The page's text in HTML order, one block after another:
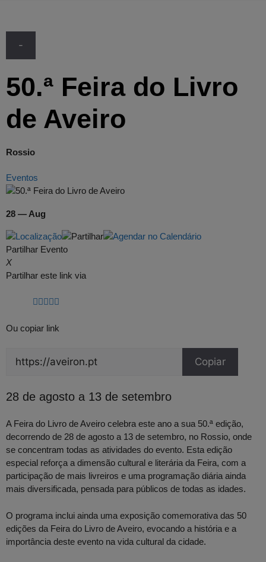
-
50.ª Feira do Livro
de Aveiro
Rossio
Eventos
28 — Aug
Partilhar Evento
X
Partilhar este link via
Ou copiar link
Copiar
28 de agosto a 13 de setembro
A Feira do Livro de Aveiro celebra este ano a sua 50.ª edição,
decorrendo de 28 de agosto a 13 de setembro, no Rossio, onde
se concentram todas as atividades do evento. Esta edição
especial reforça a dimensão cultural e literária da Feira, com a
participação de mais livreiros e uma programação diária ainda
mais diversificada, pensada para públicos de todas as idades.
O programa inclui ainda uma exposição comemorativa das 50
edições da Feira do Livro de Aveiro, evocando a história e a
importância deste evento na vida cultural da cidade.